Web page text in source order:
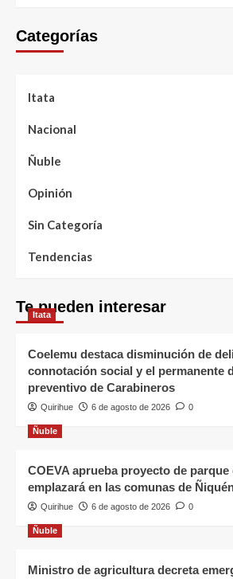
Categorías
Itata
Nacional
Ñuble
Opinión
Sin Categoría
Tendencias
Te pueden interesar
Itata
Coelemu destaca disminución de
connotación social y el permanente
preventivo de Carabineros
Quirihue 6 de agosto de 2026 0
Ñuble
COEVA aprueba proyecto de
emplazará en las comunas de
Quirihue 6 de agosto de 2026 0
Ñuble
Ministro de agricultura decreta